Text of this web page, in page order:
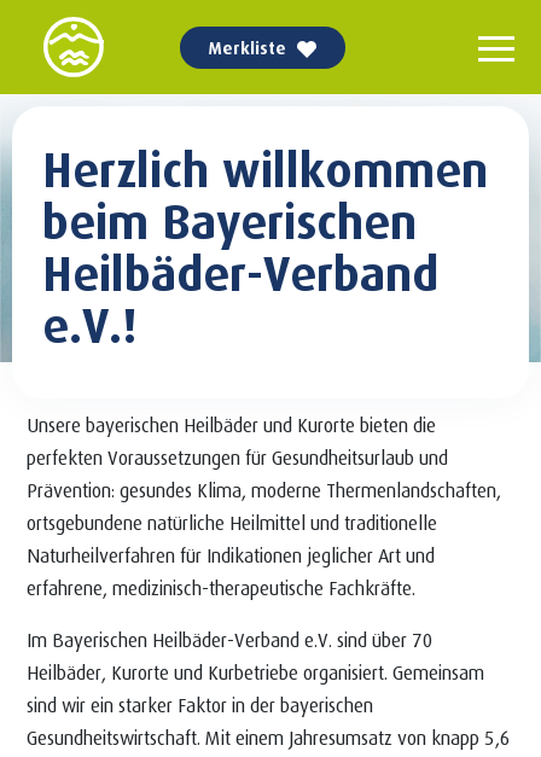
Merkliste
Herzlich willkommen
beim Bayerischen
Heilbäder-Verband
e.V.!
Unsere bayerischen Heilbäder und Kurorte bieten die
perfekten Voraussetzungen für Gesundheitsurlaub und
Prävention: gesundes Klima, moderne Thermenlandschaften,
ortsgebundene natürliche Heilmittel und traditionelle
Naturheilverfahren für Indikationen jeglicher Art und
erfahrene, medizinisch-therapeutische Fachkräfte.
Im Bayerischen Heilbäder-Verband e.V. sind über 70
Heilbäder, Kurorte und Kurbetriebe organisiert. Gemeinsam
sind wir ein starker Faktor in der bayerischen
Gesundheitswirtschaft. Mit einem Jahresumsatz von knapp 5,6